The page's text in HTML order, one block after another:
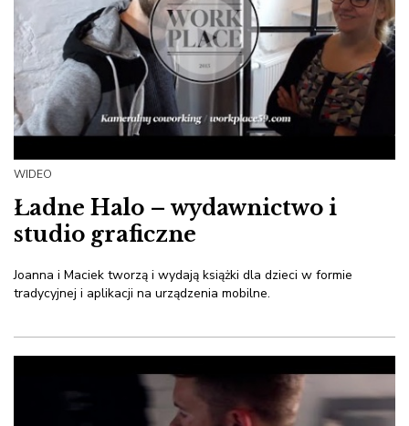
WIDEO
Ładne Halo – wydawnictwo i
studio graficzne
Joanna i Maciek tworzą i wydają książki dla dzieci w formie
tradycyjnej i aplikacji na urządzenia mobilne.